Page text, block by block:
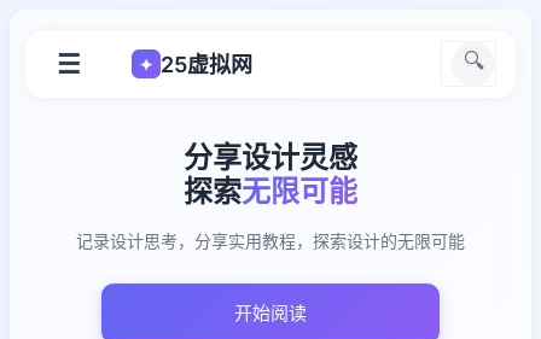
☰ ✦ 25虚拟网 🔍
分享设计灵感
探索无限可能
记录设计思考，分享实用教程，探索设计的无限可能
开始阅读